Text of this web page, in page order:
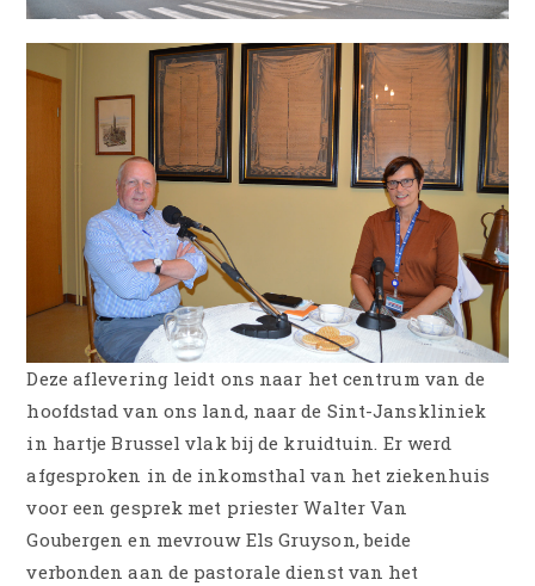
Deze aflevering leidt ons naar het centrum van de
hoofdstad van ons land, naar de Sint-Janskliniek
in hartje Brussel vlak bij de kruidtuin. Er werd
afgesproken in de inkomsthal van het ziekenhuis
voor een gesprek met priester Walter Van
Goubergen en mevrouw Els Gruyson, beide
verbonden aan de pastorale dienst van het